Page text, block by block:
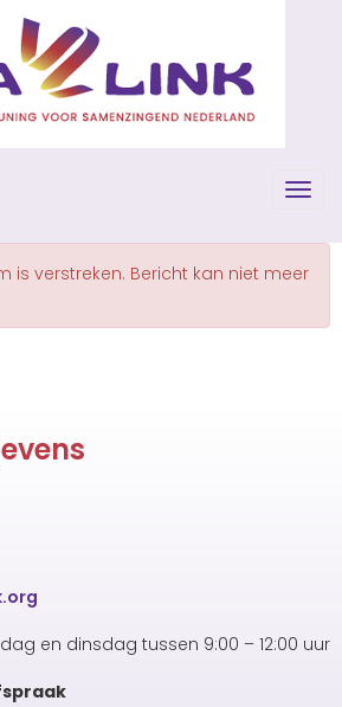
is verstreken. Bericht kan niet meer
en dinsdag tussen 9:00 – 12:00 uur